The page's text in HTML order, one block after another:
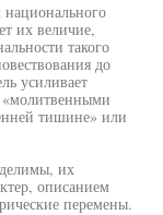
их величие,
такого
до
усиливает
тишине» или
их
описанием
перемены.